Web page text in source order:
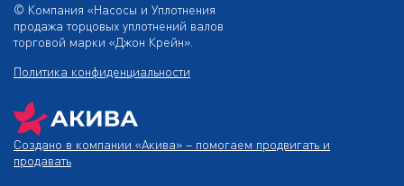
© Компания «Насосы и Уплотнения
продажа торцовых уплотнений валов
торговой марки «Джон Крейн».
Политика конфиденциальности
Создано в компании «Акива» – помогаем продвигать и
продавать